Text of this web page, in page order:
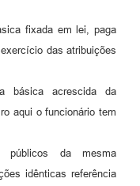
fixada em lei, paga
das atribuições
básica acrescida da
aqui o funcionário tem
públicos da mesma
idênticas referência